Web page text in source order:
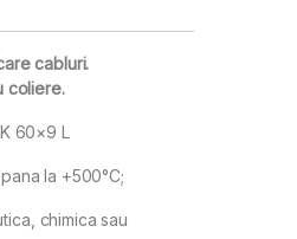
cabluri.
coliere.
60×9 L
la +500°C;
chimica sau